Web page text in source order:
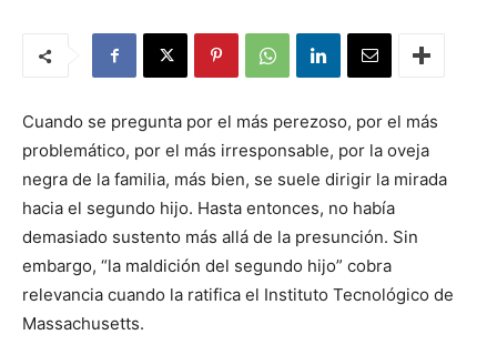
Cuando se pregunta por el más perezoso, por el más
problemático, por el más irresponsable, por la oveja
negra de la familia, más bien, se suele dirigir la mirada
hacia el segundo hijo. Hasta entonces, no había
demasiado sustento más allá de la presunción. Sin
embargo, “la maldición del segundo hijo” cobra
relevancia cuando la ratifica el Instituto Tecnológico de
Massachusetts.